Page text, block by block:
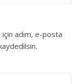
için adım, e-posta